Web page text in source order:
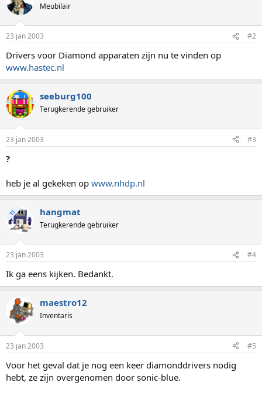
Meubilair
23 jan 2003 #2
Drivers voor Diamond apparaten zijn nu te vinden op
www.hastec.nl
seeburg100
Terugkerende gebruiker
23 jan 2003 #3
?
heb je al gekeken op www.nhdp.nl
TS hangmat
Terugkerende gebruiker
23 jan 2003 #4
Ik ga eens kijken. Bedankt.
maestro12
Inventaris
23 jan 2003 #5
Voor het geval dat je nog een keer diamonddrivers nodig
hebt, ze zijn overgenomen door sonic-blue.